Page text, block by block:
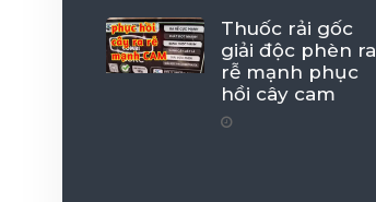
Thuốc rải gốc
giải độc phèn ra
rễ mạnh phục
hồi cây cam